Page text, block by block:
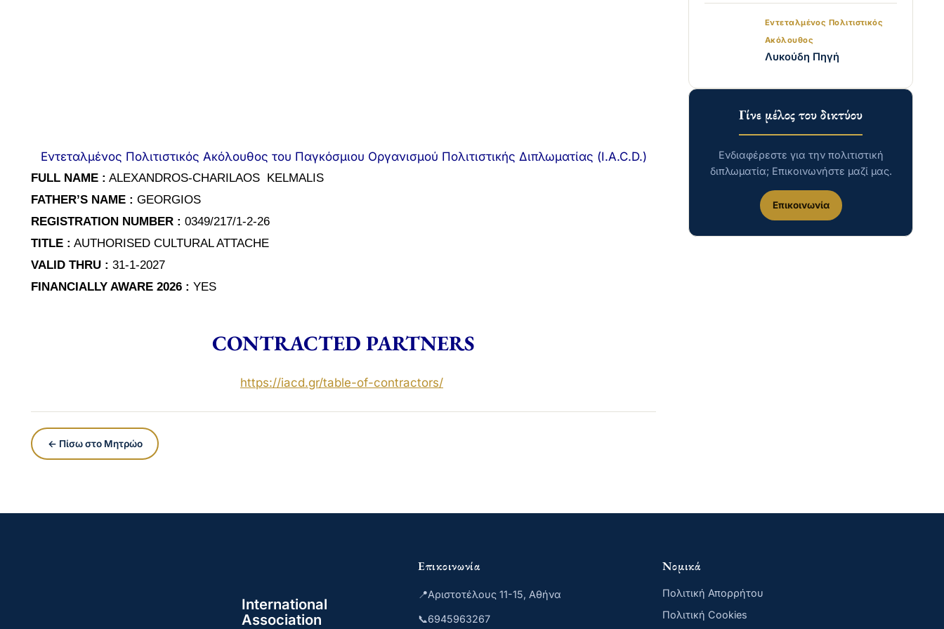
Εντεταλμένος Πολιτιστικός Ακόλουθος του Παγκόσμιου Οργανισμού Πολιτιστικής Διπλωματίας (I.A.C.D.)
FULL NAME : ALEXANDROS-CHARILAOS KELMALIS
FATHER’S NAME : GEORGIOS
REGISTRATION NUMBER : 0349/217/1-2-26
TITLE : AUTHORISED CULTURAL ATTACHE
VALID THRU : 31-1-2027
FINANCIALLY AWARE 2026 : YES
CONTRACTED PARTNERS
https://iacd.gr/table-of-contractors/
← Πίσω στο Μητρώο
Εντεταλμένος Πολιτιστικός
Ακόλουθος
Λυκούδη Πηγή
Γίνε μέλος του δικτύου
Ενδιαφέρεστε για την πολιτιστική
διπλωματία; Επικοινωνήστε μαζί μας.
Επικοινωνία
International
Association
Επικοινωνία
📍Αριστοτέλους 11-15, Αθήνα
📞6945963267
Νομικά
Πολιτική Απορρήτου
Πολιτική Cookies